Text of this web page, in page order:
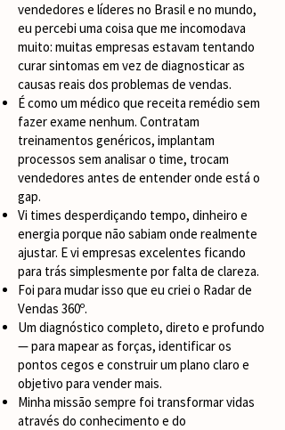
vendedores e líderes no Brasil e no mundo,
eu percebi uma coisa que me incomodava
muito: muitas empresas estavam tentando
curar sintomas em vez de diagnosticar as
causas reais dos problemas de vendas.
É como um médico que receita remédio sem
fazer exame nenhum. Contratam
treinamentos genéricos, implantam
processos sem analisar o time, trocam
vendedores antes de entender onde está o
gap.
Vi times desperdiçando tempo, dinheiro e
energia porque não sabiam onde realmente
ajustar. E vi empresas excelentes ficando
para trás simplesmente por falta de clareza.
Foi para mudar isso que eu criei o Radar de
Vendas 360º.
Um diagnóstico completo, direto e profundo
— para mapear as forças, identificar os
pontos cegos e construir um plano claro e
objetivo para vender mais.
Minha missão sempre foi transformar vidas
através do conhecimento e do